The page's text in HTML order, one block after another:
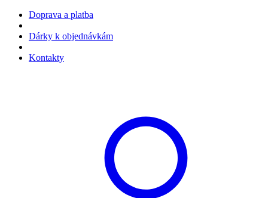
Doprava a platba
Dárky k objednávkám
Kontakty